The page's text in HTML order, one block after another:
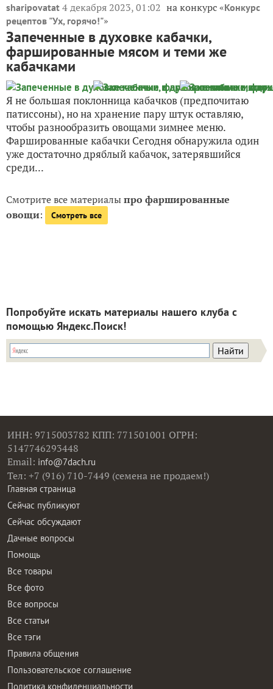
sharipovatat 4 декабря 2023, 01:02 на конкурс «Конкурс
рецептов "Ух, горячо!"»
Запеченные в духовке кабачки,
фаршированные мясом и теми же
кабачками
Я не большая поклонница кабачков (предпочитаю
патиссоны), но на хранение пару штук оставляю,
чтобы разнообразить овощами зимнее меню.
Фаршированные кабачки Сегодня обнаружила один
уже достаточно дряблый кабачок, затерявшийся
среди...
Смотрите все материалыпро фаршированные
овощи: Смотреть все
Попробуйте искать материалы нашего клуба с
помощью Яндекс.Поиск!
ИНН: 9715003782 КПП: 771501001 ОГРН:
5147746293448
Email: info@7dach.ru
Тел: +7 (916) 710-7449 (семена не продаем!)
Главная страница
Сейчас публикуют
Сейчас обсуждают
Дачные вопросы
Помощь
Все товары
Все фото
Все вопросы
Все статьи
Все тэги
Правила общения
Пользовательское соглашение
Политика конфиденциальности